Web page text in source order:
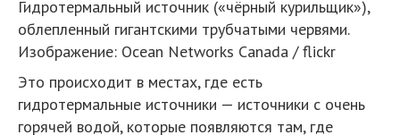
Гидротермальный источник («чёрный курильщик»),
облепленный гигантскими трубчатыми червями.
Изображение: Ocean Networks Canada / flickr
Это происходит в местах, где есть
гидротермальные источники — источники с очень
горячей водой, которые появляются там, где